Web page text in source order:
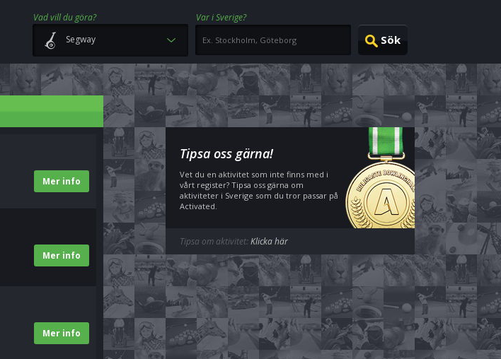
Vad vill du göra?
Var i Sverige?
Segway
Mer info
Mer info
Mer info
Tipsa oss gärna!
Vet du en aktivitet som inte finns med i
vårt register? Tipsa oss gärna om
aktiviteter i Sverige som du tror passar på
Activated.
Tipsa om aktivitet:Klicka här